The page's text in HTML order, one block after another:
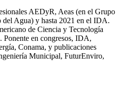
AEDyR, Aeas (en el Grupo
del Agua) y hasta 2021 en el IDA.
de Ciencia y Tecnología
en congresos, IDA,
Conama, y publicaciones
Municipal, FuturEnviro,